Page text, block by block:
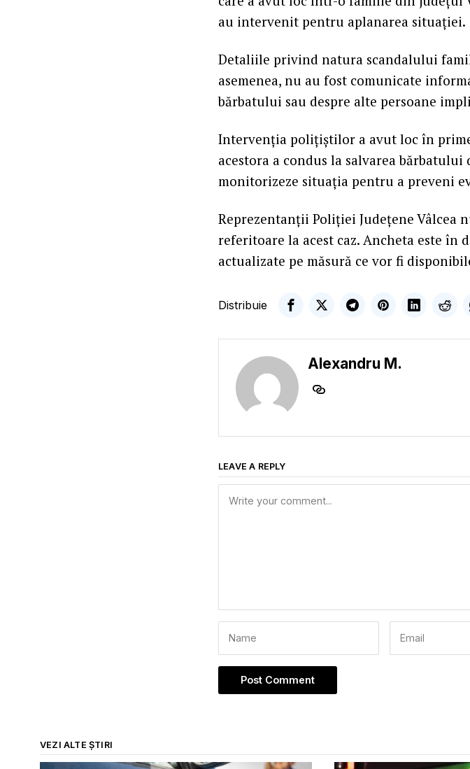
au intervenit pentru aplanarea situației.
Detaliile privind natura scandalului
asemenea, nu au fost comunicate
bărbatului sau despre alte persoane
Intervenția polițiștilor a avut loc în
acestora a condus la salvarea
monitorizeze situația pentru a preveni
Reprezentanții Poliției Județene Vâlcea
referitoare la acest caz. Ancheta este
actualizate pe măsură ce vor fi
Distribuie
Alexandru M.
LEAVE A REPLY
VEZI ALTE ȘTIRI